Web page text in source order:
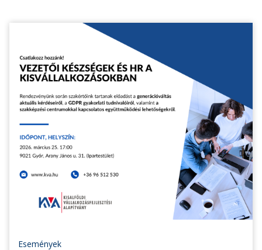
Események